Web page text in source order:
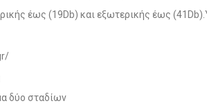
έως (19Db) και εξωτερικής έως
δύο σταδίων